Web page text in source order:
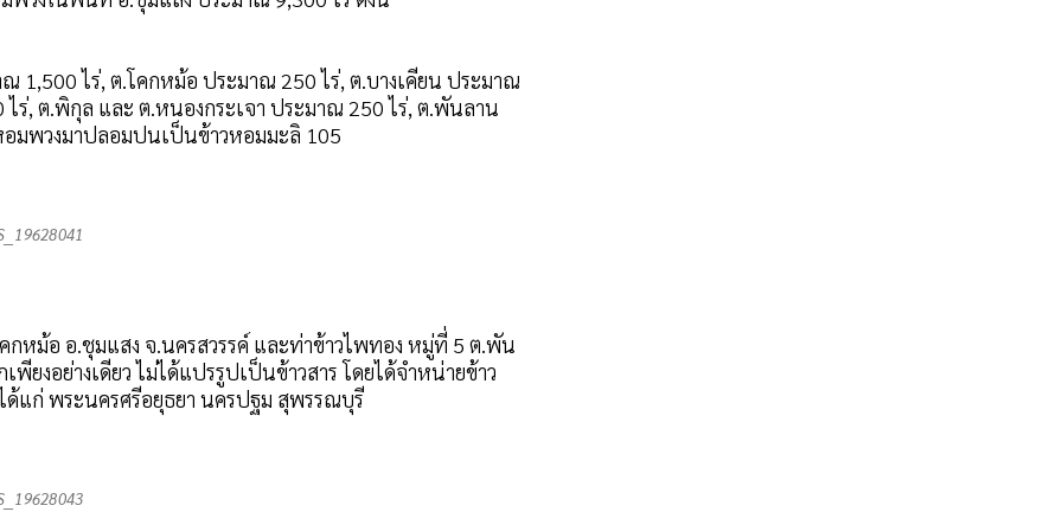
ไร่, ต.โคกหม้อ ประมาณ 250 ไร่, ต.บางเคียน ประมาณ
ร่, ต.พิกุล และ ต.หนองกระเจา ประมาณ 250 ไร่, ต.พันลาน
อมพวงมาปลอมปนเป็นข้าวหอมมะลิ 105
หม้อ อ.ชุมแสง จ.นครสวรรค์ และท่าข้าวไพทอง หมู่ที่ 5 ต.พัน
ยงอย่างเดียว ไม่ได้แปรรูปเป็นข้าวสาร โดยได้จำหน่ายข้าว
ด้แก่ พระนครศรีอยุธยา นครปฐม สุพรรณบุรี